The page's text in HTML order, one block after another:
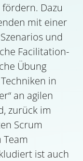
Dazu
mit einer
und
Facilitation-
Übung
in
an agilen
zurück im
Scrum
ist auch